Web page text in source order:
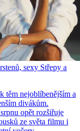
sexy Střepy a
těm nejoblíbenějším a
divákům.
opět rozšiřuje
ze světa filmu i